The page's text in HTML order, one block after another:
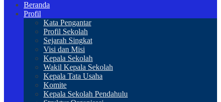
Beranda
Profil
Kata Pengantar
Profil Sekolah
Sejarah Singkat
Visi dan Misi
Kepala Sekolah
Wakil Kepala Sekolah
Kepala Tata Usaha
Komite
Kepala Sekolah Pendahulu